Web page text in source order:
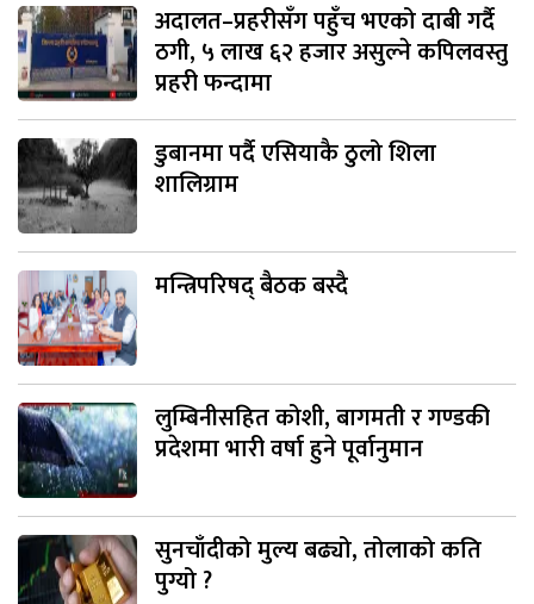
अदालत–प्रहरीसँग पहुँच भएको दाबी गर्दै
ठगी, ५ लाख ६२ हजार असुल्ने कपिलवस्तु
प्रहरी फन्दामा
डुबानमा पर्दै एसियाकै ठुलो शिला
शालिग्राम
मन्त्रिपरिषद् बैठक बस्दै
लुम्बिनीसहित कोशी, बागमती र गण्डकी
प्रदेशमा भारी वर्षा हुने पूर्वानुमान
सुनचाँदीको मुल्य बढ्यो, तोलाको कति
पुग्यो ?